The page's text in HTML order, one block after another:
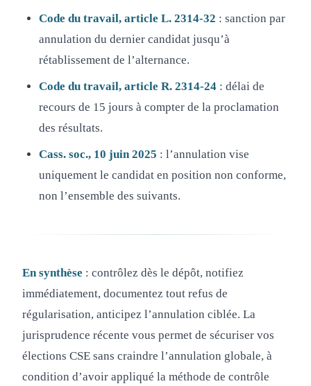
Code du travail, article L. 2314-32 : sanction par
annulation du dernier candidat jusqu’à
rétablissement de l’alternance.
Code du travail, article R. 2314-24 : délai de
recours de 15 jours à compter de la proclamation
des résultats.
Cass. soc., 10 juin 2025 : l’annulation vise
uniquement le candidat en position non conforme,
non l’ensemble des suivants.
En synthèse : contrôlez dès le dépôt, notifiez
immédiatement, documentez tout refus de
régularisation, anticipez l’annulation ciblée. La
jurisprudence récente vous permet de sécuriser vos
élections CSE sans craindre l’annulation globale, à
condition d’avoir appliqué la méthode de contrôle